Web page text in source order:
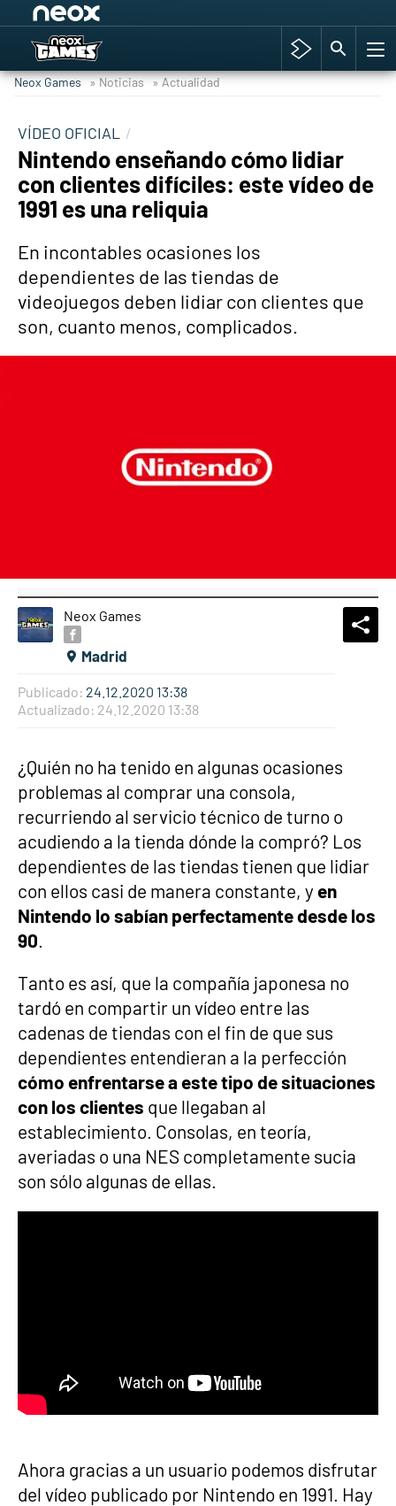
Hyrule Warriors: La Era del Cataclismo
Cyberpunk 2077
Hyrule Warriors
Asia peculiar tradición
Neox Games » Noticias » Actualidad
VÍDEO OFICIAL
Nintendo enseñando cómo lidiar
con clientes difíciles: este vídeo de
1991 es una reliquia
En incontables ocasiones los
dependientes de las tiendas de
videojuegos deben lidiar con clientes que
son, cuanto menos, complicados.
Neox Games
Madrid
Publicado: 24.12.2020 13:38
Actualizado: 24.12.2020 13:38
¿Quién no ha tenido en algunas ocasiones
problemas al comprar una consola,
recurriendo al servicio técnico de turno o
acudiendo a la tienda dónde la compró? Los
dependientes de las tiendas tienen que lidiar
con ellos casi de manera constante, y en
Nintendo lo sabían perfectamente desde los
90.
Tanto es así, que la compañía japonesa no
tardó en compartir un vídeo entre las
cadenas de tiendas con el fin de que sus
dependientes entendieran a la perfección
cómo enfrentarse a este tipo de situaciones
con los clientes que llegaban al
establecimiento. Consolas, en teoría,
averiadas o una NES completamente sucia
son sólo algunas de ellas.
Ahora gracias a un usuario podemos disfrutar
del vídeo publicado por Nintendo en 1991. Hay